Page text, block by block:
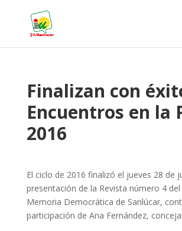
Finalizan con
Encuentros en la
2016
El ciclo de 2016 finalizó el jueves 28 de
presentación de la Revista número 4
Memoria Democrática de Sanlúcar,
participación de Ana Fernández,